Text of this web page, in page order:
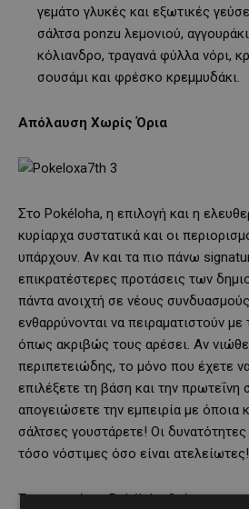
γεμάτο γλυκές και εξωτικές
σάλτσα ponzu λεμονιού,
κόλιανδρο, τραγανά φύλλα νόρι,
σουσάμι και φρέσκο κρεμμυδάκι.
Απόλαυση Χωρίς Όρια
Στο Pokéloha, η επιλογή και η
κυρίαρχα συστατικά και οι
υπάρχουν. Αν και τα πιο πάνω
επικρατέστερες προτάσεις των
πάντα ανοιχτή σε νέους
ενθαρρύνονται να πειραματιστούν
όπως ακριβώς τους αρέσει. Αν
περιπετειώδης, το μόνο που έχετε
επιλέξετε τη βάση και την πρωτεΐνη
απογειώσετε την εμπειρία με όποια
σάλτσες γουστάρετε! Οι δυνατότητες
τόσο νόστιμες όσο είναι ατελείωτες!
Το εστιατόριο Pokéloha βρίσκεται